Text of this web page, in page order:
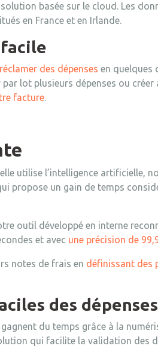
basée sur le cloud. Les
en France et en Irlande.
réclamer des dépenses en quelques
lot plusieurs dépenses ou
facture.
utilise l’intelligence artificielle,
propose un gain de temps
outil développé en interne
et avec une précision de
notes de frais en définissant des
des dépenses
du temps grâce à la
qui facilite la validation des